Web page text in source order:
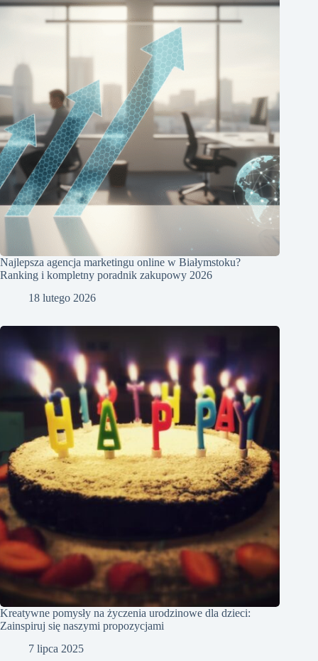
Najlepsza agencja marketingu online w Białymstoku?
Ranking i kompletny poradnik zakupowy 2026
18 lutego 2026
Kreatywne pomysły na życzenia urodzinowe dla dzieci:
Zainspiruj się naszymi propozycjami
7 lipca 2025